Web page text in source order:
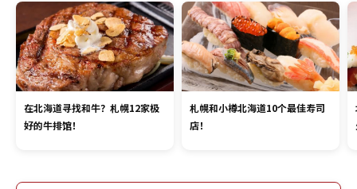
在北海道寻找和牛？札幌12家极
好的牛排馆！
札幌和小樽北海道10个最佳寿司
店！